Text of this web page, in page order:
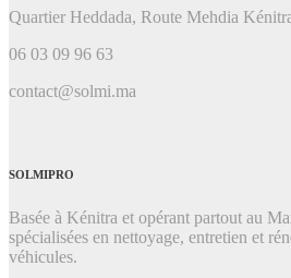
Quartier Heddada, Route Mehdia
06 03 09 96 63
contact@solmi.ma
SOLMIPRO
Basée à Kénitra et opérant partout au
spécialisées en nettoyage, entretien et
véhicules.